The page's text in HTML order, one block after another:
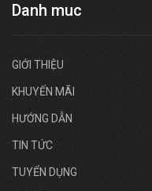
Danh muc
GIỚI THIỆU
KHUYẾN MÃI
HƯỚNG DẪN
TIN TỨC
TUYỂN DỤNG